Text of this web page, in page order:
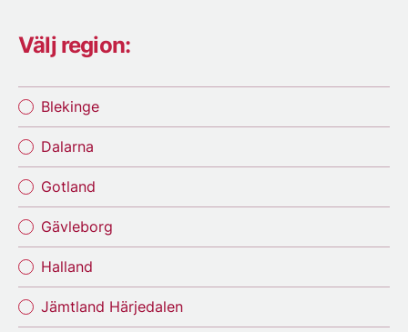
Välj region:
Blekinge
Dalarna
Gotland
Gävleborg
Halland
Jämtland Härjedalen